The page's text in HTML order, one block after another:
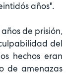
años".
de prisión,
del
hechos eran
de amenazas